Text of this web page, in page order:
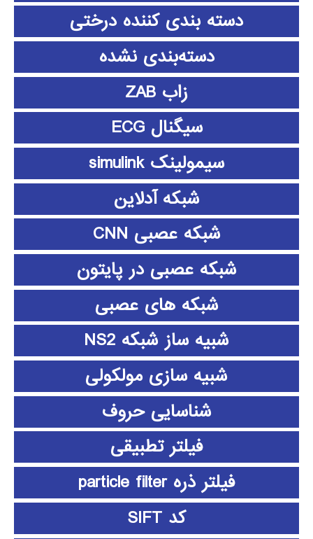
دسته بندی کننده درختی
دسته‌بندی نشده
زاب ZAB
سیگنال ECG
سیمولینک simulink
شبکه آدلاین
شبکه عصبی CNN
شبکه عصبی در پایتون
شبکه های عصبی
شبیه ساز شبکه NS2
شبیه سازی مولکولی
شناسایی حروف
فیلتر تطبیقی
فیلتر ذره particle filter
کد SIFT